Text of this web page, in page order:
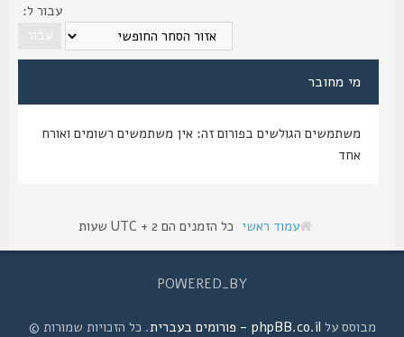
עבור ל:
מי מחובר
משתמשים הגולשים בפורום זה: אין משתמשים רשומים ואורח
עמוד ראשי כל הזמנים הם UTC + 2 שעות
POWERED_BY
מבוסס עלphpBB.co.il - פורומים בעברית
. כל הזכויות שמורות ©